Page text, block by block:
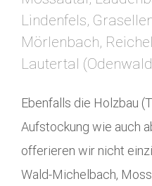
Lindenfels,
Mörlenbach,
Lautertal
Ebenfalls die Holzbau
Aufstockung wie auch
offerieren wir nicht
Wald-Michelbach,